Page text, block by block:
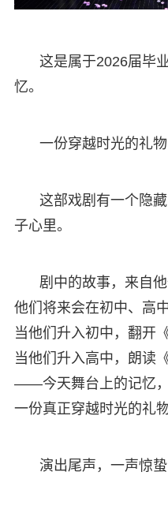
这是属于2026届毕
忆。
一份穿越时光的礼物
这部戏剧有一个隐
子心里。
剧中的故事，来自
他们将来会在初中、高
当他们升入初中，翻开
当他们升入高中，朗读
——今天舞台上的记忆
一份真正穿越时光的礼物
演出尾声，一声惊